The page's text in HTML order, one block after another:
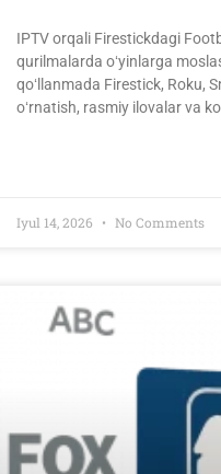
IPTV orqali Firestickdagi
qurilmalarda oʻyinlarga
qoʻllanmada Firestick, Roku,
oʻrnatish, rasmiy ilovalar va
Iyul 14, 2026 No Comments